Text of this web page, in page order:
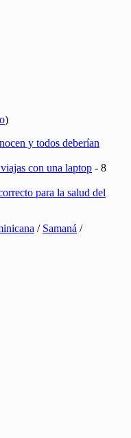
)
y todos deberían
con una laptop - 8
para la salud del
/ Samaná /